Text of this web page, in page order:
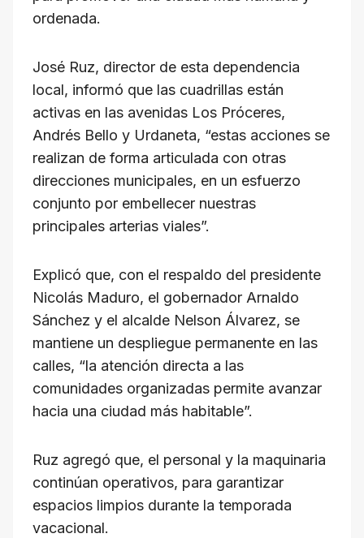
ordenada.
José Ruz, director de esta dependencia
local, informó que las cuadrillas están
activas en las avenidas Los Próceres,
Andrés Bello y Urdaneta, “estas acciones se
realizan de forma articulada con otras
direcciones municipales, en un esfuerzo
conjunto por embellecer nuestras
principales arterias viales”.
Explicó que, con el respaldo del presidente
Nicolás Maduro, el gobernador Arnaldo
Sánchez y el alcalde Nelson Álvarez, se
mantiene un despliegue permanente en las
calles, “la atención directa a las
comunidades organizadas permite avanzar
hacia una ciudad más habitable”.
Ruz agregó que, el personal y la maquinaria
continúan operativos, para garantizar
espacios limpios durante la temporada
vacacional.